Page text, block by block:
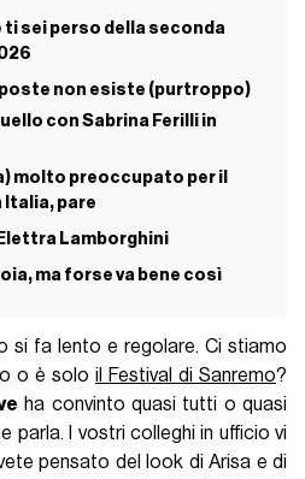
sei perso della seconda
non esiste (purtroppo)
con Sabrina Ferilli in
molto preoccupato per il
pare
Lamborghini
ma forse va bene così
si fa lento e regolare. Ci stiamo
o è solo il Festival di Sanremo?
ha convinto quasi tutti o quasi
parla. I vostri colleghi in ufficio vi
pensato del look di Arisa e di